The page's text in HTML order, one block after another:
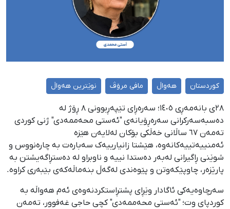
کوردستان هەواڵ مافی مرۆڤ نوێترین هەواڵ
٢٨ی بانەمەڕی ١٤٠٥؛ سەرەڕای تێپەڕبوونی ٨ ڕۆژ لە
دەسبەسەرکرانی سەرەڕۆیانەی "ئەستی محەممەدی" ژنی کوردی
تەمەن ٦٧ ساڵانی خەڵکی بۆکان لەلایەن هێزە
ئەمنییەتییەکانەوە، هێشتا زانیارییەک سەبارەت بە چارەنووس و
شوێنی ڕاگیرانی لەبەر دەستدا نییە و ناوبراو لە دەستڕاگەیشتن بە
پارێزەر، چاوپێکەوتن و پێوەندی لەگەڵ بنەماڵەکەی بێبەری کراوە.
سەرچاوەیەکی ئاگادار وێڕای پشتڕاستکردنەوەی ئەم هەواڵە بە
کوردپای وت؛ "ئەستی محەممەدی" کچی حاجی غەفوور، تەمەن